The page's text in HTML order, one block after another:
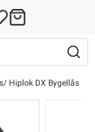
Hiplok DX Bygellås